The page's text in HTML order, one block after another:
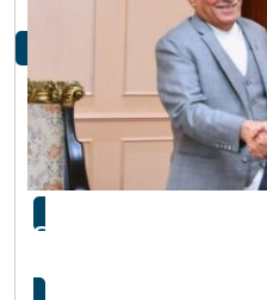
सिंहदरबारमा प्रधानमन्त्री
ओलीबीच भेटवार्ता